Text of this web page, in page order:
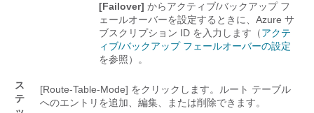
[Failover] からアクティブ/バックアップ フ
ェールオーバーを設定するときに、Azure サ
ブスクリプション ID を入力します（アクテ
ィブ/バックアップ フェールオーバーの設定
を参照）。
ス
テ
[Route-Table-Mode] をクリックします。ルート テーブル
へのエントリを追加、編集、または削除できます。